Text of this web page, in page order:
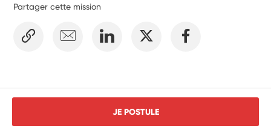
Partager cette mission
JE POSTULE